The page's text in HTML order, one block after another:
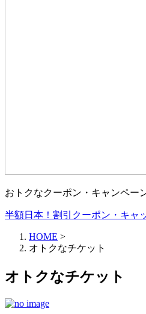
おトクなクーポン・キャンペー
半額日本！割引クーポン・キャ
HOME >
オトクなチケット
オトクなチケット